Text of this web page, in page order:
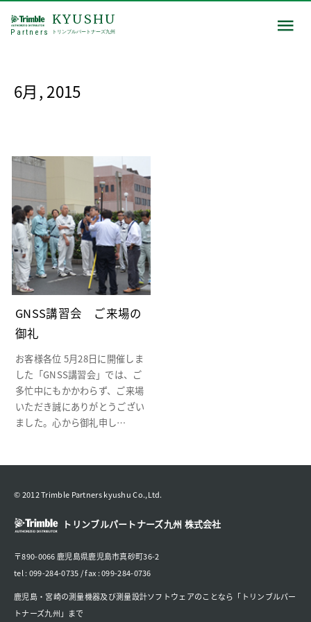
Partners
KYUSHU
トリンブルパートナーズ九州
6月, 2015
GNSS講習会 ご来場の
御礼
お客様各位 5月28日に開催しま
した「GNSS講習会」では、ご
多忙中にもかかわらず、ご来場
いただき誠にありがとうござい
ました。心から御礼申し…
© 2012 Trimble Partners kyushu Co.,Ltd.
トリンブルパートナーズ九州 株式会社
〒890-0066 鹿児島県鹿児島市真砂町36-2
tel : 099-284-0735 / fax : 099-284-0736
鹿児島・宮崎の測量機器及び測量設計ソフトウェアのことなら「トリンブルパー
トナーズ九州」まで